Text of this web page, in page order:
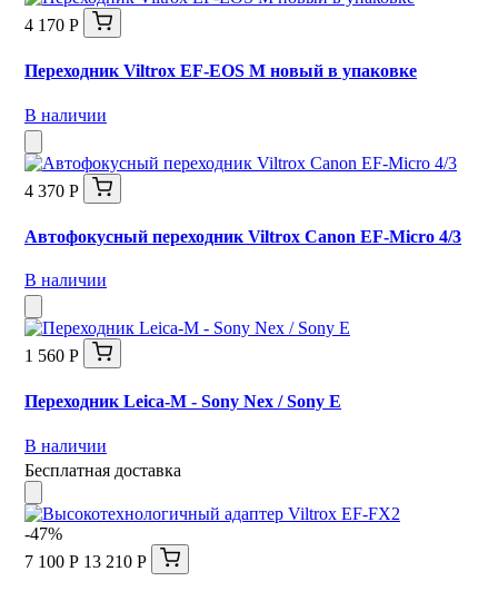
4 170 Р
Переходник Viltrox EF-EOS M новый в упаковке
В наличии
4 370 Р
Автофокусный переходник Viltrox Canon EF-Micro 4/3
В наличии
1 560 Р
Переходник Leica-M - Sony Nex / Sony E
В наличии
Бесплатная доставка
-47%
7 100 Р 13 210 Р